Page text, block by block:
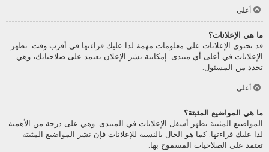
أعلى
ما هي الإعلانات؟
قد تحتوي الإعلانات على معلومات مهمة لذا عليك قراءتها في أقرب وقت. تظهر
الإعلانات في أعلى أي منتدى. إمكانية نشر الإعلان تعتمد على صلاحياتك، وهي
تحدد من المسئول.
أعلى
ما هي المواضيع المثبتة؟
المواضيع المثبتة تظهر أسفل الإعلانات في المنتدى. وهي على درجة من الأهمية
لذا عليك قراءتها. كما هو الحال بالنسبة للإعلانات فإن نشر المواضيع المثبتة
تعتمد على الصلاحيات المسموح بها.